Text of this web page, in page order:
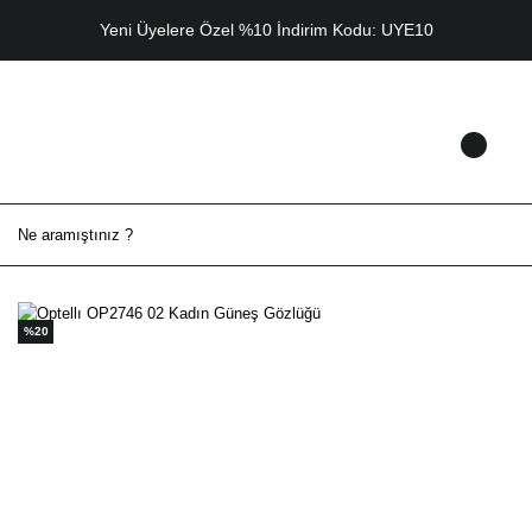
Yeni Üyelere Özel %10 İndirim Kodu: UYE10
%20